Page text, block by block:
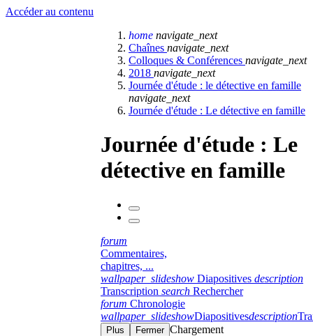
Accéder au contenu
home navigate_next
Chaînes navigate_next
Colloques & Conférences navigate_next
2018 navigate_next
Journée d'étude : le détective en famille
navigate_next
Journée d'étude : Le détective en famille
Journée d'étude : Le
détective en famille
forum
Commentaires,
chapitres, ...
wallpaper_slideshow Diapositives description
Transcription search Rechercher
forum Chronologie
wallpaper_slideshowDiapositivesdescription
Plus Fermer Chargement